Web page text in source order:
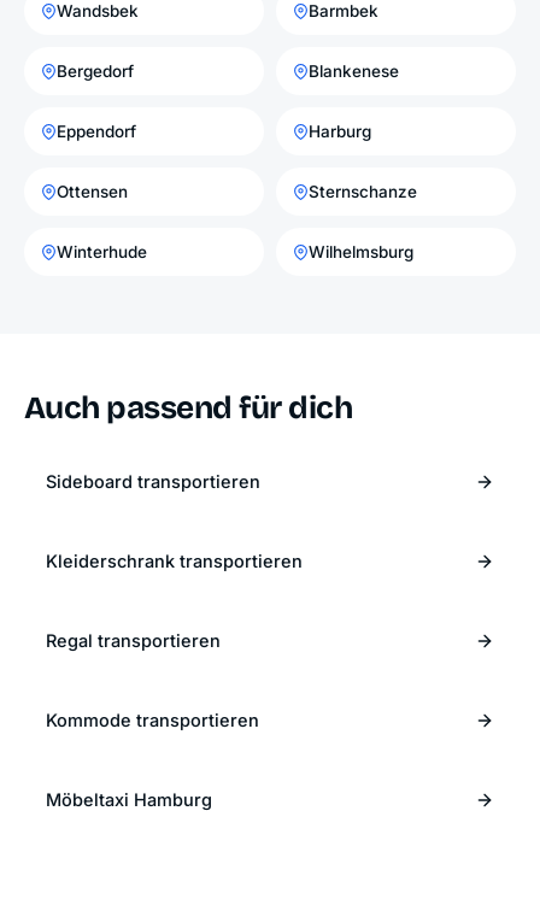
Wandsbek Barmbek
Bergedorf Blankenese
Eppendorf Harburg
Ottensen Sternschanze
Winterhude Wilhelmsburg
Auch passend für dich
Sideboard transportieren
Kleiderschrank transportieren
Regal transportieren
Kommode transportieren
Möbeltaxi Hamburg